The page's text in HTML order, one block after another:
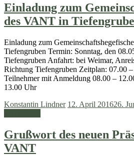
Einladung zum
des VANT in
Einladung zum
Tiefengruben Termin: Sonntag, den
Tiefengruben Anfahrt: bei Weimar,
Richtung Tiefengruben Zeitplan: 07.00
Teilnehmer mit Anmeldung 08.00 –
13.00 Uhr
Konstantin Lindner 12. April 201626.
Grußwort des neuen
VANT